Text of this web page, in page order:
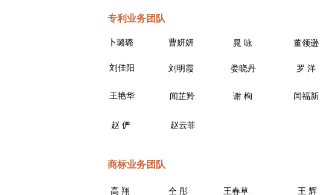
卜璐璐
娄晓丹
仝 彤 王春草
刘明霞
赵云菲
​晁 咏
罗 洋
专利业务团队
商标业务团队
赵 俨
高 翔 王 辉
董领逊
曹妍妍
王艳华 闻芷羚 谢 栒 闫福新
刘佳阳